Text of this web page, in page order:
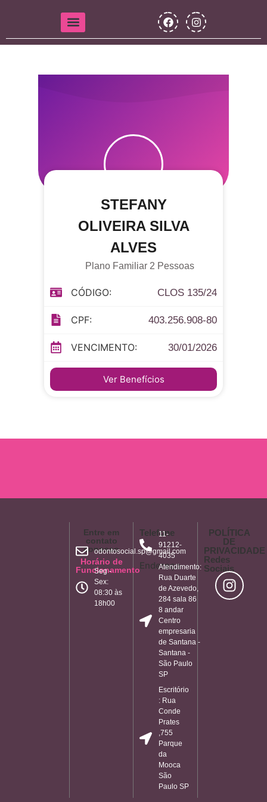
STEFANY
OLIVEIRA SILVA
ALVES
Plano Familiar 2 Pessoas
CÓDIGO: CLOS 135/24
CPF: 403.256.908-80
VENCIMENTO: 30/01/2026
Ver Benefícios
Entre em
contato
conosco
odontosocial.sp@gmail.com
Horário de
Funcionamento
Seg -
Sex:
08:30 às
18h00
Telefone
11-
91212-
4035
Endereço
Atendimento:
Rua Duarte
de Azevedo,
284 sala 86
8 andar
Centro
empresaria
de Santana -
Santana -
São Paulo
SP
Escritório
: Rua
Conde
Prates
,755
Parque
da
Mooca
São
Paulo SP
POLÍTICA
DE
PRIVACIDADE
Redes
Sociais